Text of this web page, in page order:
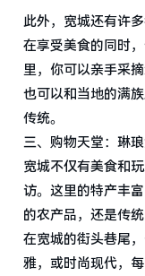
此外，宽城还有许
在享受美食的同时
里，你可以亲手采
也可以和当地的满
传统。
三、购物天堂：琳
宽城不仅有美食和
访。这里的特产丰
的农产品，还是传
在宽城的街头巷尾
雅，或时尚现代，